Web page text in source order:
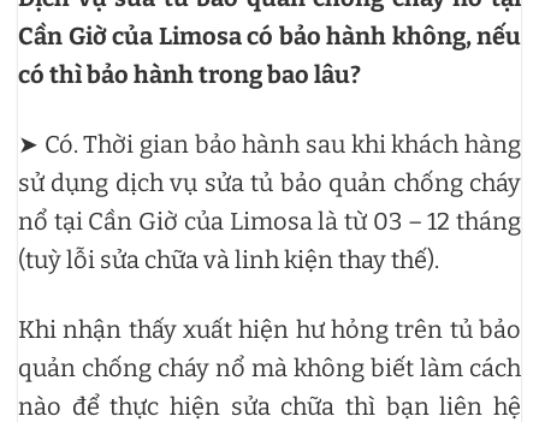
Cần Giờ của Limosa có bảo hành không, nếu
có thì bảo hành trong bao lâu?
➤ Có. Thời gian bảo hành sau khi khách hàng
sử dụng dịch vụ sửa tủ bảo quản chống cháy
nổ tại Cần Giờ của Limosa là từ 03 – 12 tháng
(tuỳ lỗi sửa chữa và linh kiện thay thế).
Khi nhận thấy xuất hiện hư hỏng trên tủ bảo
quản chống cháy nổ mà không biết làm cách
nào để thực hiện sửa chữa thì bạn liên hệ